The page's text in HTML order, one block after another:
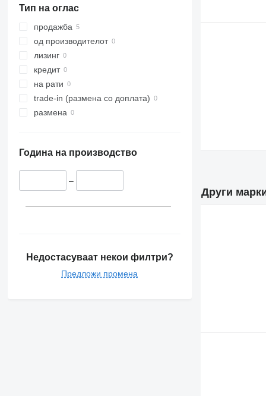
Тип на оглас
продажба
од производителот
лизинг
кредит
на рати
trade-in (размена со доплата)
размена
Година на производство
–
Недостасуваат некои филтри?
Предложи промена
Други